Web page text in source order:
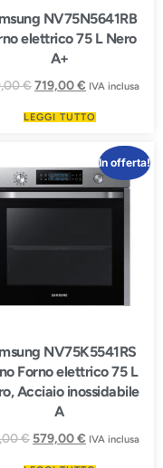
NV75N5641RB
elettrico 75 L Nero
A+
€719,00€ IVA inclusa
LEGGI TUTTO
In offerta!
NV75K5541RS
Forno elettrico 75 L
Acciaio inossidabile
A
€ 579,00€ IVA inclusa